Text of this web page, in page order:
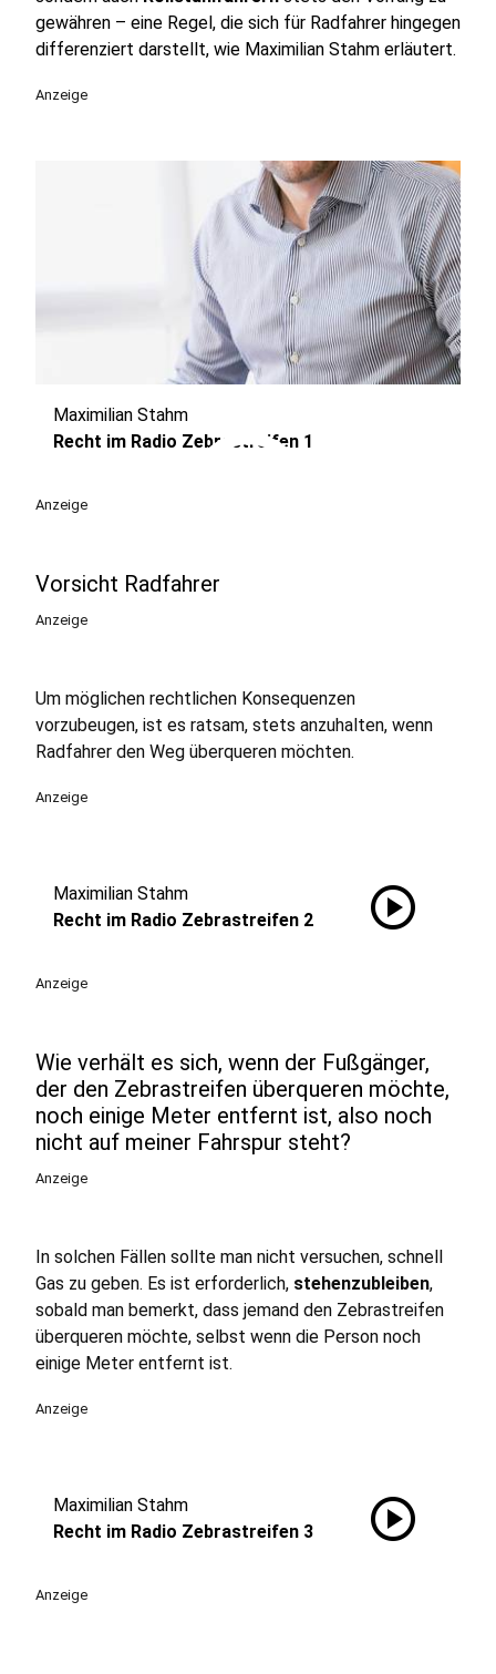
gewähren – eine Regel, die sich für Radfahrer hingegen
differenziert darstellt, wie Maximilian Stahm erläutert.
Anzeige
play_circle
Maximilian Stahm
Recht im Radio Zebrastreifen 1
Anzeige
Vorsicht Radfahrer
Anzeige
Um möglichen rechtlichen Konsequenzen
vorzubeugen, ist es ratsam, stets anzuhalten, wenn
Radfahrer den Weg überqueren möchten.
Anzeige
Maximilian Stahm
Recht im Radio Zebrastreifen 2
play_circle
Anzeige
Wie verhält es sich, wenn der Fußgänger,
der den Zebrastreifen überqueren möchte,
noch einige Meter entfernt ist, also noch
nicht auf meiner Fahrspur steht?
Anzeige
In solchen Fällen sollte man nicht versuchen, schnell
Gas zu geben. Es ist erforderlich, stehenzubleiben,
sobald man bemerkt, dass jemand den Zebrastreifen
überqueren möchte, selbst wenn die Person noch
einige Meter entfernt ist.
Anzeige
Maximilian Stahm
Recht im Radio Zebrastreifen 3
play_circle
Anzeige